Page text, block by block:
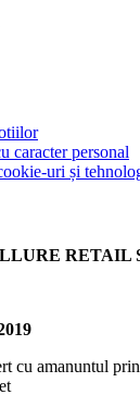
caracter personal
uri și
RETAIL
cu amanuntul